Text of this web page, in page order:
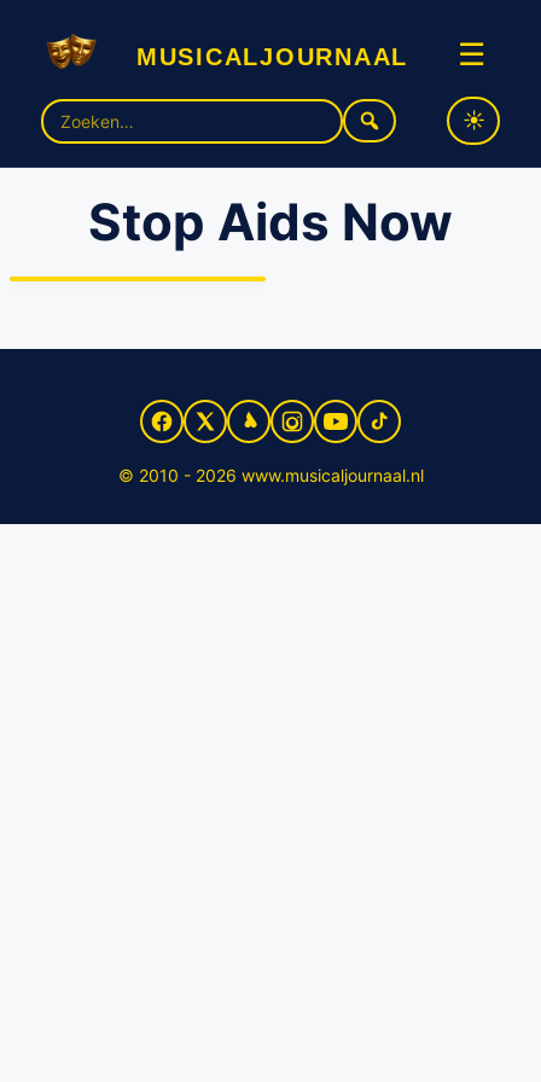
musicaljournaal ☰
Zoek
naar:
Stop Aids Now
Musicalsterren Tony Neef,
Tommie Christiaan en
Michelle Splietelhof in actie
voor “Stop Aids Now”
© 2010 - 2026 www.musicaljournaal.nl